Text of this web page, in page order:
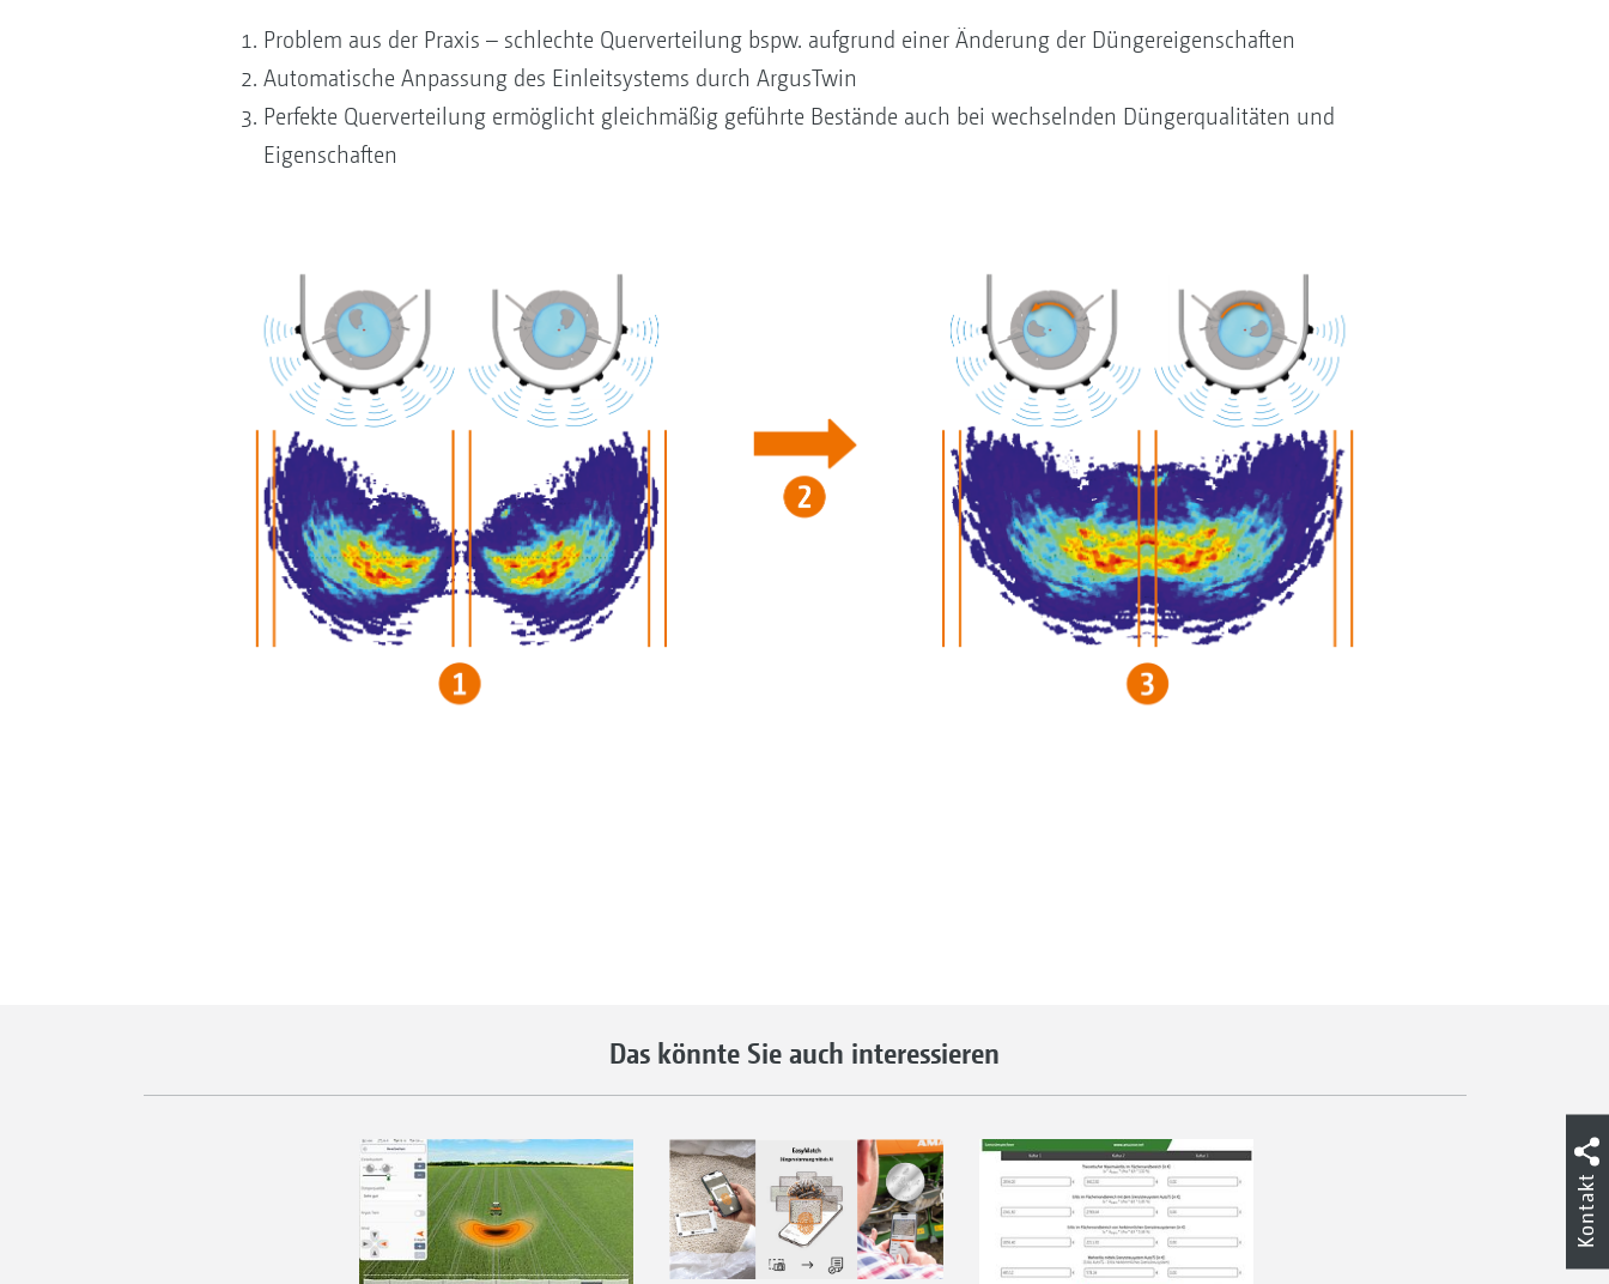
Problem aus der Praxis – schlechte Querverteilung bspw. aufgrund einer Änderung der Düngereigenschaften
Automatische Anpassung des Einleitsystems durch ArgusTwin
Perfekte Querverteilung ermöglicht gleichmäßig geführte Bestände auch bei wechselnden Düngerqualitäten und
Eigenschaften
Das könnte Sie auch interessieren
Kontakt